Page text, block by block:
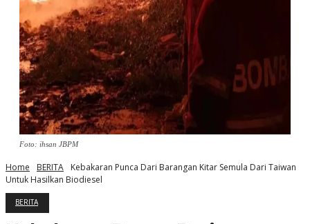
Foto: ihsan JBPM
Home BERITA
Kebakaran Punca Dari Barangan Kitar Semula Dari Taiwan
Untuk Hasilkan Biodiesel
BERITA